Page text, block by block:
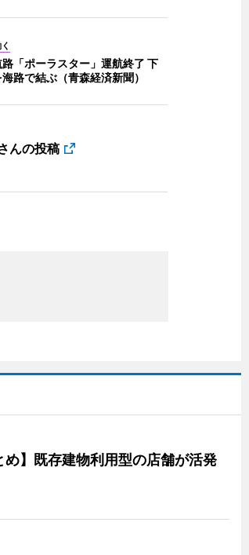
「ポーラスター」運航終了 下
路で結ぶ（青森経済新聞）
んの投稿
め】既存建物利用型の店舗が活発